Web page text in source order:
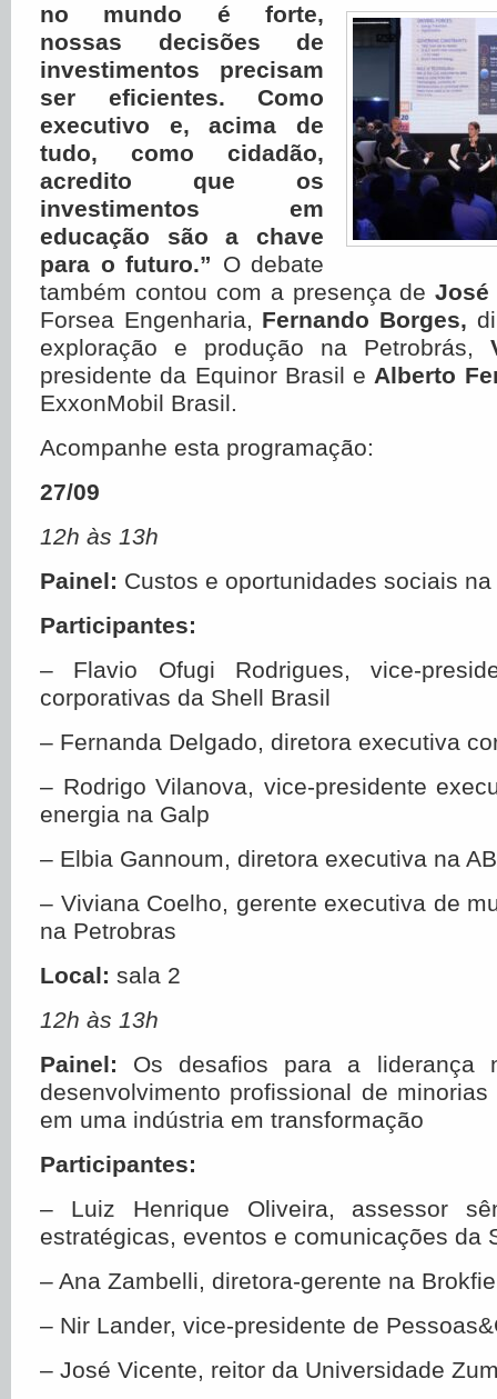
no mundo é forte,
nossas decisões de
investimentos precisam
ser eficientes. Como
executivo e, acima de
tudo, como cidadão,
acredito que os
investimentos em
educação são a chave
para o futuro.” O debate
também contou com a presença de José
Forsea Engenharia, Fernando Borges,
exploração e produção na Petrobrás,
presidente da Equinor Brasil e Alberto
ExxonMobil Brasil.
Acompanhe esta programação:
27/09
12h às 13h
Painel: Custos e oportunidades sociais
Participantes:
– Flavio Ofugi Rodrigues, vice-
corporativas da Shell Brasil
– Fernanda Delgado, diretora executiva
– Rodrigo Vilanova, vice-presidente
energia na Galp
– Elbia Gannoum, diretora executiva na
– Viviana Coelho, gerente executiva de
na Petrobras
Local: sala 2
12h às 13h
Painel: Os desafios para a liderança
desenvolvimento profissional de
em uma indústria em transformação
Participantes:
– Luiz Henrique Oliveira, assessor
estratégicas, eventos e comunicações da
– Ana Zambelli, diretora-gerente na
– Nir Lander, vice-presidente de
– José Vicente, reitor da Universidade